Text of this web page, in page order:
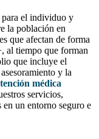
para el individuo y
la población en
que afectan de forma
al tiempo que forman
que incluye el
y la
médica
servicios,
un entorno seguro e